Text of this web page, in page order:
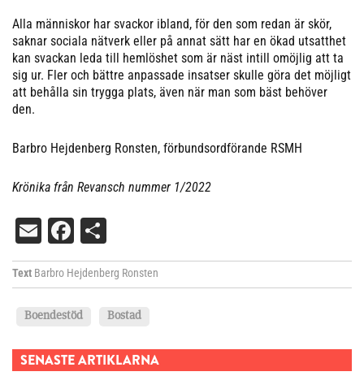
Alla människor har svackor ibland, för den som redan är skör,
saknar sociala nätverk eller på annat sätt har en ökad utsatthet
kan svackan leda till hemlöshet som är näst intill omöjlig att ta
sig ur. Fler och bättre anpassade insatser skulle göra det möjligt
att behålla sin trygga plats, även när man som bäst behöver
den.
Barbro Hejdenberg Ronsten, förbundsordförande RSMH
Krönika från Revansch nummer 1/2022
EmailFacebook
Text Barbro Hejdenberg Ronsten
Boendestöd Bostad
SENASTE ARTIKLARNA